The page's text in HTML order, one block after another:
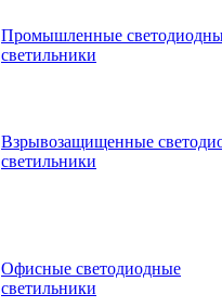
Промышленные
светильники
Взрывозащищенные
светильники
Офисные светодиодные
светильники